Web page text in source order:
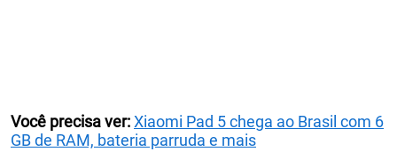
Você precisa ver:Xiaomi Pad 5 chega ao Brasil com 6
GB de RAM, bateria parruda e mais